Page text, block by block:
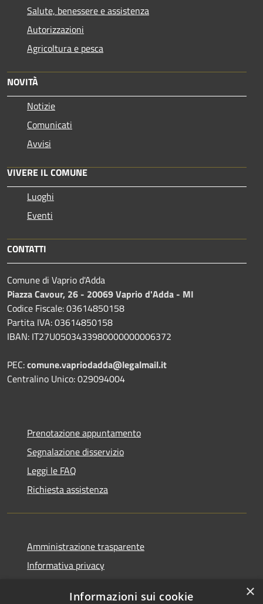
Salute, benessere e assistenza
Autorizzazioni
Agricoltura e pesca
NOVITÀ
Notizie
Comunicati
Avvisi
VIVERE IL COMUNE
Luoghi
Eventi
CONTATTI
Comune di Vaprio d'Adda
Piazza Cavour, 26 - 20069 Vaprio d'Adda - MI
Codice Fiscale: 03614850158
Partita IVA: 03614850158
IBAN: IT27U0503433980000000006372
PEC:comune.vapriodadda@legalmail.it
Centralino Unico: 029094004
Prenotazione appuntamento
Segnalazione disservizio
Leggi le FAQ
Richiesta assistenza
Amministrazione trasparente
Informativa privacy
×
Informazioni sui cookie